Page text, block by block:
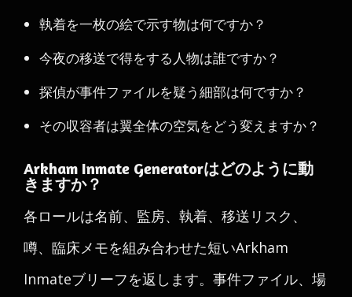
執着を一枚の絵で示す物は何ですか？
今夜の移送で得をする人物は誰ですか？
探偵が事件ファイルを疑う細部は何ですか？
その収容者は翼全体の空気をどう変えますか？
Arkham Inmate Generatorはどのように動
きますか？
各ロールは名前、監房、執着、移送リスク、
噂、臨床メモを組み合わせた短いArkham
Inmateブリーフを返します。事件ファイル、場